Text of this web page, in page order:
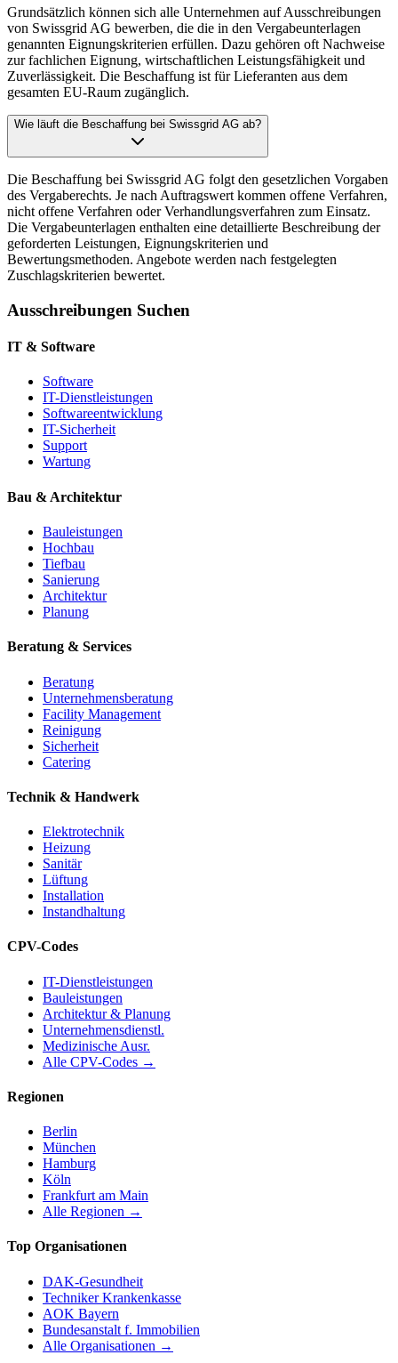
Grundsätzlich können sich alle Unternehmen auf Ausschreibungen
von Swissgrid AG bewerben, die die in den Vergabeunterlagen
genannten Eignungskriterien erfüllen. Dazu gehören oft Nachweise
zur fachlichen Eignung, wirtschaftlichen Leistungsfähigkeit und
Zuverlässigkeit. Die Beschaffung ist für Lieferanten aus dem
gesamten EU-Raum zugänglich.
Wie läuft die Beschaffung bei Swissgrid AG ab?
Die Beschaffung bei Swissgrid AG folgt den gesetzlichen Vorgaben
des Vergaberechts. Je nach Auftragswert kommen offene Verfahren,
nicht offene Verfahren oder Verhandlungsverfahren zum Einsatz.
Die Vergabeunterlagen enthalten eine detaillierte Beschreibung der
geforderten Leistungen, Eignungskriterien und
Bewertungsmethoden. Angebote werden nach festgelegten
Zuschlagskriterien bewertet.
Ausschreibungen Suchen
IT & Software
Software
IT-Dienstleistungen
Softwareentwicklung
IT-Sicherheit
Support
Wartung
Bau & Architektur
Bauleistungen
Hochbau
Tiefbau
Sanierung
Architektur
Planung
Beratung & Services
Beratung
Unternehmensberatung
Facility Management
Reinigung
Sicherheit
Catering
Technik & Handwerk
Elektrotechnik
Heizung
Sanitär
Lüftung
Installation
Instandhaltung
CPV-Codes
IT-Dienstleistungen
Bauleistungen
Architektur & Planung
Unternehmensdienstl.
Medizinische Ausr.
Alle CPV-Codes →
Regionen
Berlin
München
Hamburg
Köln
Frankfurt am Main
Alle Regionen →
Top Organisationen
DAK-Gesundheit
Techniker Krankenkasse
AOK Bayern
Bundesanstalt f. Immobilien
Alle Organisationen →